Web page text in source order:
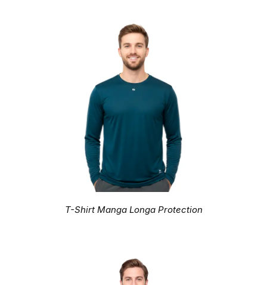
T-Shirt Manga Longa Protection